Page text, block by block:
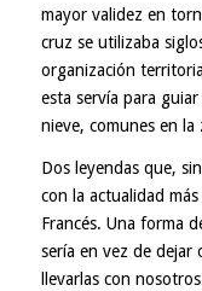
mayor validez en
cruz se utilizaba
organización
esta servía para
nieve, comunes en
Dos leyendas que,
con la actualidad
Francés. Una forma
sería en vez de dejar
llevarlas con